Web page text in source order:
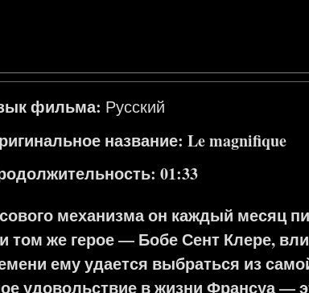
фильма: Русский
название: Le magnifique
01:33
механизма он каждый месяц
том же герое — Бобе Сент Клере,
ему удается выбраться из
удовольствие в жизни Франсуа —